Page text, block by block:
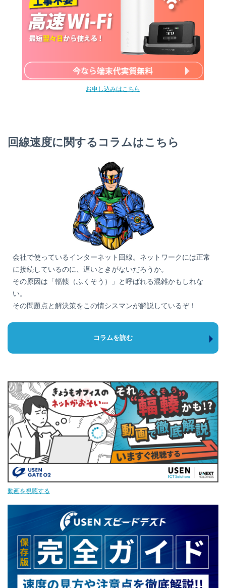
お申し込みはこちら
用途別回線スピード判定結果
ビデオ通話
フルHD（1080p）
4K
ゲーム
オンラインゲーム
スマホアプリゲーム
ビジネス
回線速度に関するコラムはこちら
会社で使っているインターネット回線。ネットワークには正常
に接続しているのに、遅いときがないだろうか。
その原因は「輻輳（ふくそう）」と呼ばれる混雑かもしれな
い。
その問題点と解決策をこの情シスマンが解説しているぞ！
コラムを読む
動画を視聴する